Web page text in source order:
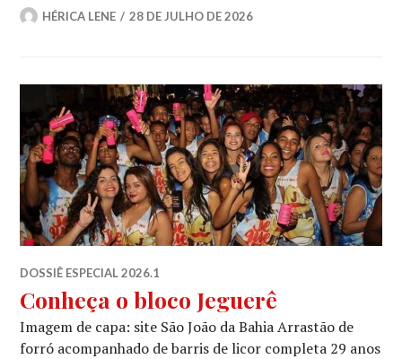
HÉRICA LENE 28 DE JULHO DE 2026
DOSSIÊ ESPECIAL 2026.1
Conheça o bloco Jeguerê
Imagem de capa: site São João da Bahia Arrastão de
forró acompanhado de barris de licor completa 29 anos